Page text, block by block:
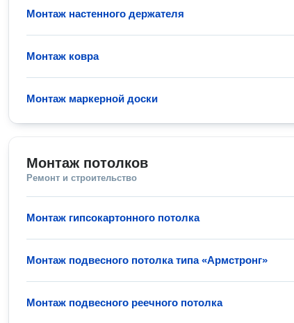
Монтаж настенного держателя
Монтаж ковра
Монтаж маркерной доски
Монтаж потолков
Ремонт и строительство
Монтаж гипсокартонного потолка
Монтаж подвесного потолка типа «Армстронг»
Монтаж подвесного реечного потолка